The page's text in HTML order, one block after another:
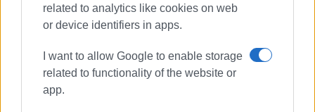
related to analytics like cookies on web
or device identifiers in apps.
I want to allow Google to enable storage
related to functionality of the website or
app.